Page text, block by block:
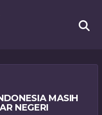
MASIH
NEGERI